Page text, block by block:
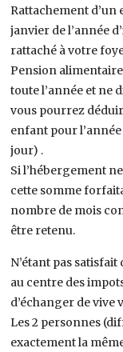
Rattachement d’un
janvier de l’année
rattaché à votre
Pension
toute l’année et ne
vous pourrez
enfant pour
jour) .
Si l’hébergement
cette somme
nombre de mois
être retenu.
N’étant pas
au centre des
d’échanger de vive
Les 2 personnes
exactement la